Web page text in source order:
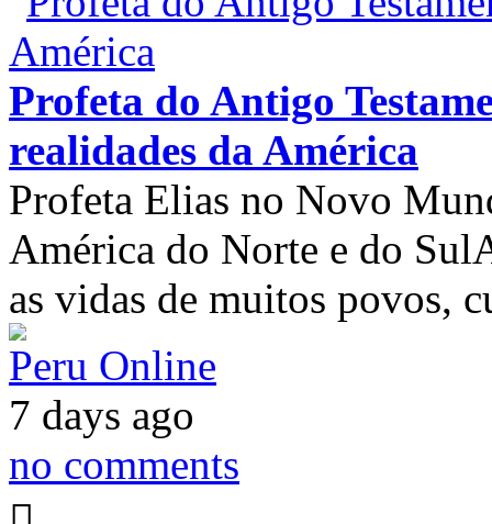
Profeta do Antigo
realidades da América
Profeta Elias no Novo
América do Norte e do
as vidas de muitos povos,
Peru Online
7 days ago
no comments